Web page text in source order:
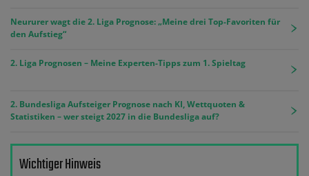
Neururer wagt die 2. Liga Prognose: „Meine drei Top-Favoriten für
den Aufstieg“
2. Liga Prognosen – Meine Experten-Tipps zum 1. Spieltag
2. Bundesliga Aufsteiger Prognose nach KI, Wettquoten &
Statistiken – wer steigt 2027 in die Bundesliga auf?
Wichtiger Hinweis